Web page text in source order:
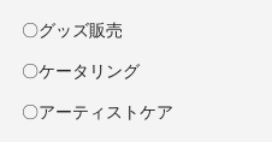
〇グッズ販売
〇ケータリング
〇アーティストケア